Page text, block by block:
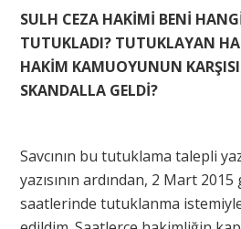
SULH CEZA HAKİMİ BENİ HANGİ
TUTUKLADI? TUTUKLAYAN
HAKİM KAMUOYUNUN
SKANDALLA GELDİ?
Savcının bu tutuklama talepli
yazısının ardından, 2 Mart
saatlerinde tutuklanma